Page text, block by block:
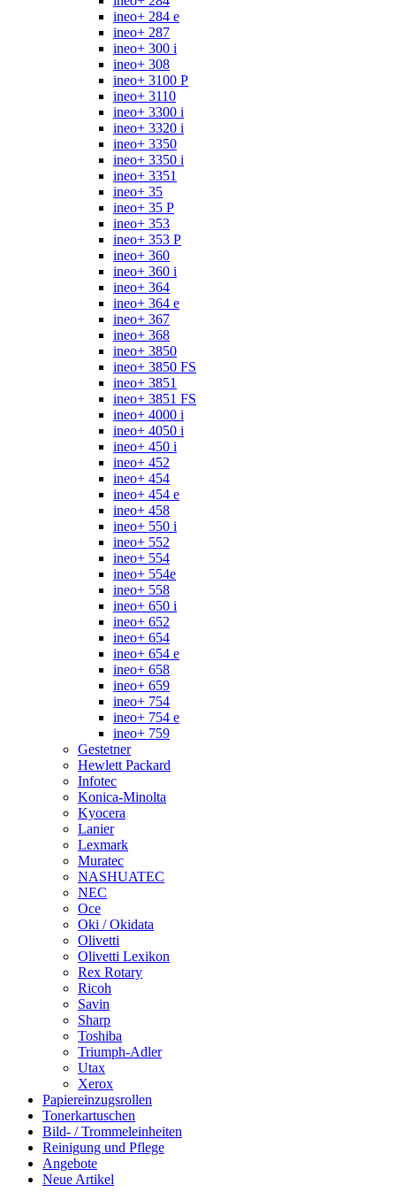
ineo+ 284 e
ineo+ 287
ineo+ 300 i
ineo+ 308
ineo+ 3100 P
ineo+ 3110
ineo+ 3300 i
ineo+ 3320 i
ineo+ 3350
ineo+ 3350 i
ineo+ 3351
ineo+ 35
ineo+ 35 P
ineo+ 353
ineo+ 353 P
ineo+ 360
ineo+ 360 i
ineo+ 364
ineo+ 364 e
ineo+ 367
ineo+ 368
ineo+ 3850
ineo+ 3850 FS
ineo+ 3851
ineo+ 3851 FS
ineo+ 4000 i
ineo+ 4050 i
ineo+ 450 i
ineo+ 452
ineo+ 454
ineo+ 454 e
ineo+ 458
ineo+ 550 i
ineo+ 552
ineo+ 554
ineo+ 554e
ineo+ 558
ineo+ 650 i
ineo+ 652
ineo+ 654
ineo+ 654 e
ineo+ 658
ineo+ 659
ineo+ 754
ineo+ 754 e
ineo+ 759
Gestetner
Hewlett Packard
Infotec
Konica-Minolta
Kyocera
Lanier
Lexmark
Muratec
NASHUATEC
NEC
Oce
Oki / Okidata
Olivetti
Olivetti Lexikon
Rex Rotary
Ricoh
Savin
Sharp
Toshiba
Triumph-Adler
Utax
Xerox
Papiereinzugsrollen
Tonerkartuschen
Bild- / Trommeleinheiten
Reinigung und Pflege
Angebote
Neue Artikel